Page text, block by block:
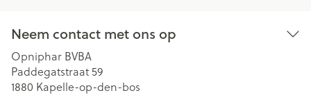
Neem contact met ons op
Opniphar BVBA
Paddegatstraat 59
1880 Kapelle-op-den-bos